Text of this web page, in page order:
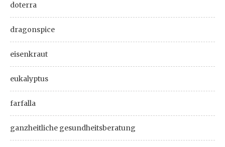
doterra
dragonspice
eisenkraut
eukalyptus
farfalla
ganzheitliche gesundheitsberatung